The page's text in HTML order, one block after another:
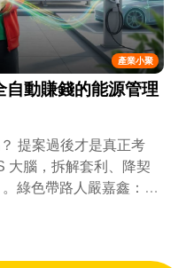
產業小聚
動賺錢的能源管理
提案過後才是真正考
大腦，拆解套利、降契
綠色帶路人嚴嘉鑫：